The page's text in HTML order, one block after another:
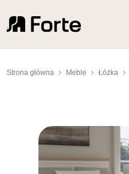
Strona główna Meble Łóżka